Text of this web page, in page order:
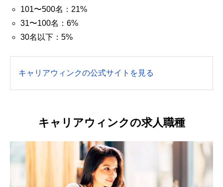
101〜500名：21%
31〜100名：6%
30名以下：5%
キャリアウィンクの公式サイトを見る
キャリアウィンクの求人職種